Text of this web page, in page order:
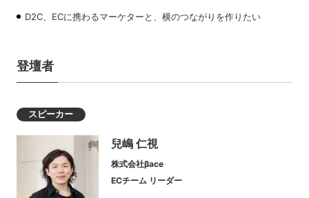
D2C、ECに携わるマーケターと、横のつながりを作りたい
登壇者
スピーカー
兒嶋 仁視
株式会社βace
ECチーム リーダー